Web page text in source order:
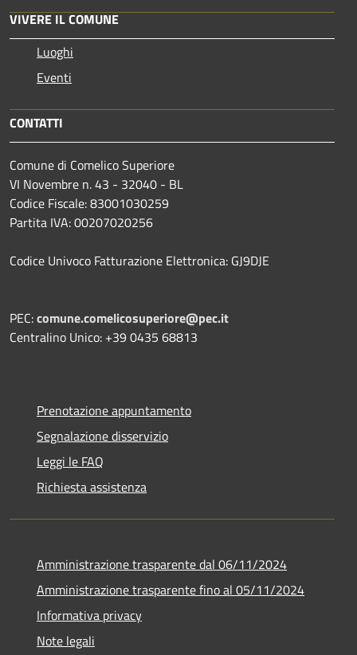
VIVERE IL COMUNE
Luoghi
Eventi
CONTATTI
Comune di Comelico Superiore
VI Novembre n. 43 - 32040 - BL
Codice Fiscale: 83001030259
Partita IVA: 00207020256
Codice Univoco Fatturazione Elettronica: GJ9DJE
PEC:comune.comelicosuperiore@pec.it
Centralino Unico: +39 0435 68813
Prenotazione appuntamento
Segnalazione disservizio
Leggi le FAQ
Richiesta assistenza
Amministrazione trasparente dal 06/11/2024
Amministrazione trasparente fino al 05/11/2024
Informativa privacy
Note legali